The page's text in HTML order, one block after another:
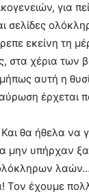
για
σελίδες
εκείνη τη
στα χέρια των
αυτή η
έρχεται
Και θα ήθελα
υπήρχαν
ολόκληρων
Τον έχουμε